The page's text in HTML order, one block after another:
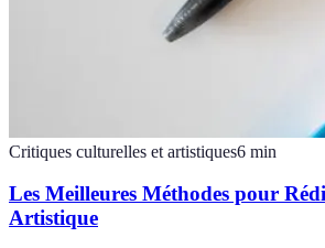
Critiques culturelles et artistiques6 min
Les Meilleures Méthodes pour
Artistique